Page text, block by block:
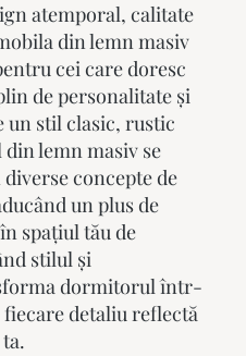
atemporal, calitate
din lemn masiv
cei care doresc
de personalitate și
un stil clasic, rustic
lemn masivse
concepte de
un plus de
spațiul tău de
stilul și
dormitorul într-
fiecare detaliu reflectă